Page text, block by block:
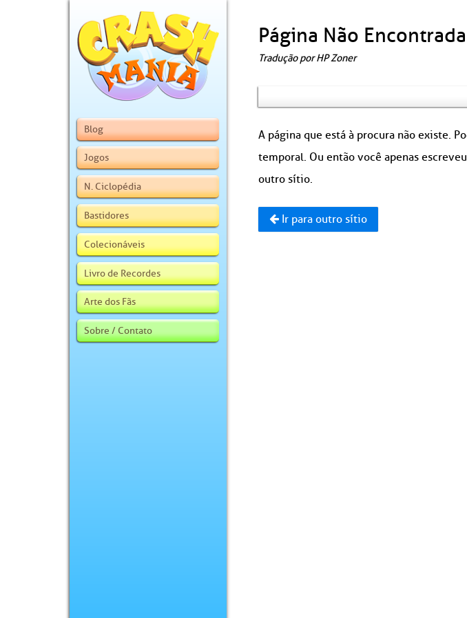
Blog
Jogos
N. Ciclopédia
Bastidores
Colecionáveis
Livro de Recordes
Arte dos Fãs
Sobre / Contato
Página Não Encontrada
Tradução por HP Zoner
A página que está à procura não existe.
temporal. Ou então você apenas
outro sítio.
Ir para outro sítio